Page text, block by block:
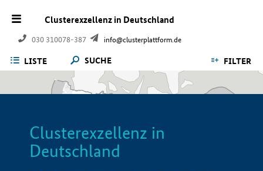
Clusterexzellenz in Deutschland
030 310078-387 info@clusterplattform.de
LISTE SUCHE FILTER
Clusterexzellenz in
Deutschland